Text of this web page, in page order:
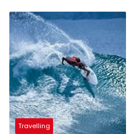
Travelling